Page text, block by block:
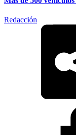
Redacción